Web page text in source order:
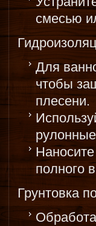
смесью
Для
чтобы
плесени.
полного
Грунтовка